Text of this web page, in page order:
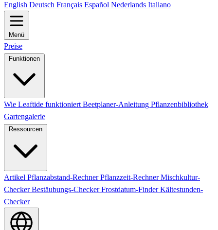
English Deutsch Français Español Nederlands Italiano
Menü
Preise
Funktionen
Wie Leaftide funktioniert Beetplaner-Anleitung Pflanzenbibliothek
Gartengalerie
Ressourcen
Artikel Pflanzabstand-RechnerPflanzzeit-RechnerMischkultur-
CheckerBestäubungs-CheckerFrostdatum-FinderKältestunden-
Checker